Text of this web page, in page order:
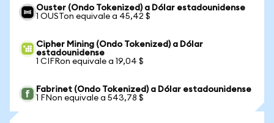
Ouster (Ondo Tokenized) a Dólar estadounidense
1 OUSTon equivale a 45,42 $
Cipher Mining (Ondo Tokenized) a Dólar
estadounidense
1 CIFRon equivale a 19,04 $
Fabrinet (Ondo Tokenized) a Dólar estadounidense
1 FNon equivale a 543,78 $